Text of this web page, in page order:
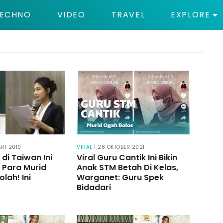
VIDEO TRAVEL EXPLORE
2019
Taiwan Ini
Para Murid
Ini
VIRAL | 28 OKTOBER 2021
Viral Guru Cantik Ini Bikin
Anak STM Betah Di Kelas,
Warganet: Guru Spek
Bidadari